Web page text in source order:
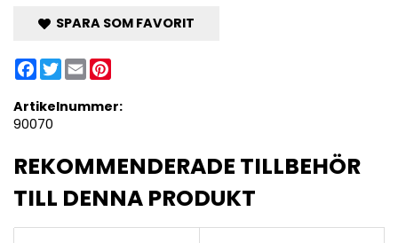
SPARA SOM FAVORIT
Facebook
Twitter
Email
Artikelnummer:
90070
REKOMMENDERADE TILLBEHÖR
TILL DENNA PRODUKT